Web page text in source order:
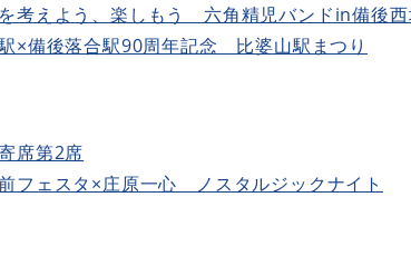
考えよう、楽しもう 六角精児バンドin備後
×備後落合駅90周年記念 比婆山駅まつり
席第2席
フェスタ×庄原一心 ノスタルジックナイト